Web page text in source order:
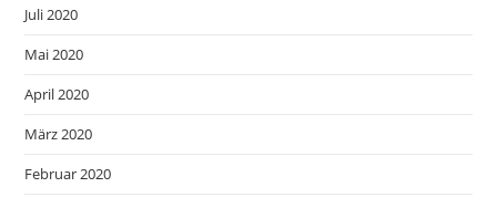
Juli 2020
Mai 2020
April 2020
März 2020
Februar 2020